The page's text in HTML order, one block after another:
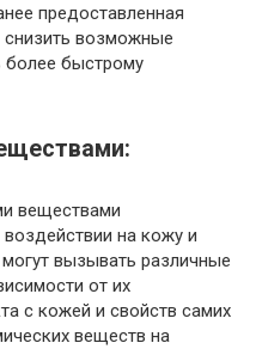
предоставленная
возможные
более быстрому
веществами
на кожу и
вызывать различные
от их
с кожей и свойств самих
веществ на